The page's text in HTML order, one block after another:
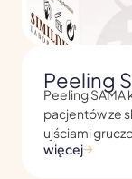
Peeling
Peeling
pacjentów ze
ujściami
więcej